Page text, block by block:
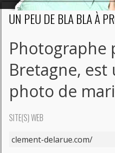
UN PEU DE BLA BLA À
Photographe
Bretagne, est
photo de
SITE(S) WEB
clement-delarue.com/